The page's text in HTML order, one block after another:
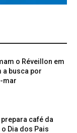
o Réveillon em
a busca por
mar
café da
Dia dos Pais